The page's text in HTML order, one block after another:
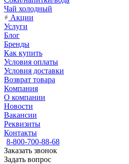
Чай холодный
Акции
Услуги
Блог
Бренды
Как купить
Условия оплаты
Условия доставки
Возврат товара
Компания
О компании
Новости
Вакансии
Реквизиты
Контакты
8-800-700-88-68
Заказать звонок
Задать вопрос